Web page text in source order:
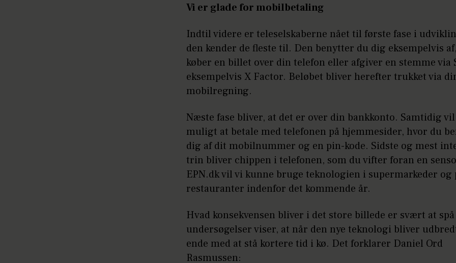
Vi er glade for mobilbetaling
Indtil videre er teleselskaberne nået til første fase i
den kender de fleste til. Den benytter du dig eksempelvis
køber en billet over din telefon eller afgiver en stemme via
eksempelvis X Factor. Beløbet bliver herefter trukket via
mobilregning.
Næste fase bliver, at det er over din bankkonto. Samtidig
muligt at betale med telefonen på hjemmesider, hvor du
dig af dit mobilnummer og en pin-kode. Sidste og mest
trin bliver chippen i telefonen, som du vifter foran en
EPN.dk vil vi kunne bruge teknologien i supermarkeder og
restauranter indenfor det kommende år.
Hvad konsekvensen bliver i det store billede er svært at
undersøgelser viser, at når den nye teknologi bliver
ende med at stå kortere tid i kø. Det forklarer Daniel Ord
Rasmussen: